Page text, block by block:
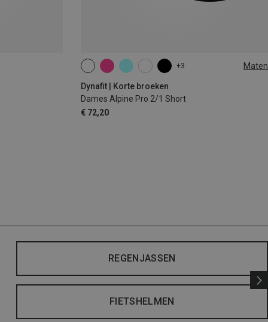
+3 Maten
Dynafit | Korte broeken
Dames Alpine Pro 2/1 Short
€ 72,20
XS S M XL
REGENJASSEN
FIETSHELMEN